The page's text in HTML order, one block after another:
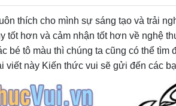
thích cho mình sự sáng tạo và trải
tốt hơn và cảm nhận tốt hơn về nghệ
bé tô màu thì chúng ta cũng có thể
viết này Kiến thức vui sẽ gửi đến các